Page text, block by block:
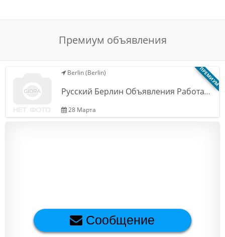
Премиум объявления
ПРЕМИУМ
Berlin (Berlin)
Русский Берлин Объявления Работа…
28 Марта
Сообщение